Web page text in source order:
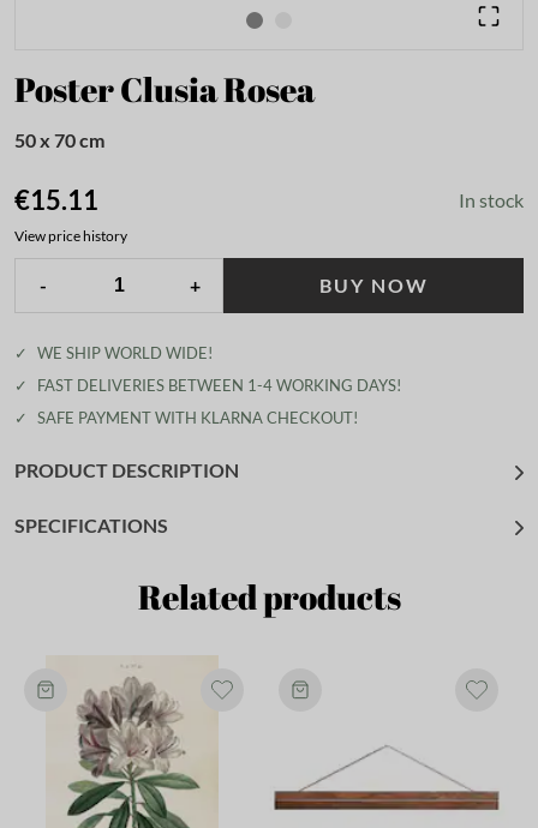
Poster Clusia Rosea
50 x 70 cm
€15.11 In stock
View price history
- + BUY NOW
✓
WE SHIP WORLD WIDE!
✓
FAST DELIVERIES BETWEEN 1-4 WORKING DAYS!
✓
SAFE PAYMENT WITH KLARNA CHECKOUT!
PRODUCT DESCRIPTION
SPECIFICATIONS
Related products